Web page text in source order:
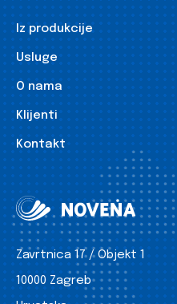
Iz produkcije
Usluge
O nama
Klijenti
Kontakt
Zavrtnica 17 / Objekt 1
10000 Zagreb